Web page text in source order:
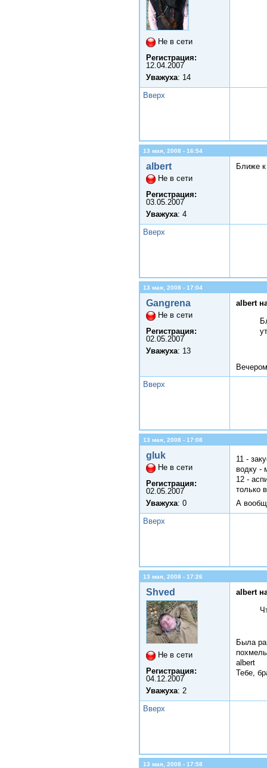
Не в сети
Регистрация:
12.04.2007
Уважуха: 14
Вверх
13 мая, 2008 - 16:54
albert
Не в сети
Регистрация:
03.05.2007
Уважуха: 4
Ближе к
Вверх
13 мая, 2008 - 17:04
Gangrena
Не в сети
Регистрация:
02.05.2007
Уважуха: 13
albert
Вверх
13 мая, 2008 - 17:08
gluk
Не в сети
Регистрация:
02.05.2007
Уважуха: 0
11 -
водку -
12 -
только
А
Вверх
13 мая, 2008 - 17:26
Shved
Не в сети
Регистрация:
04.12.2007
Уважуха: 2
albert
Была
albert
Тебе,
Вверх
13 мая, 2008 - 17:58